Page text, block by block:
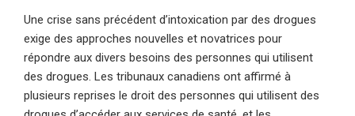
Une crise sans précédent d’intoxication par des drogues
exige des approches nouvelles et novatrices pour
répondre aux divers besoins des personnes qui utilisent
des drogues. Les tribunaux canadiens ont affirmé à
plusieurs reprises le droit des personnes qui utilisent des